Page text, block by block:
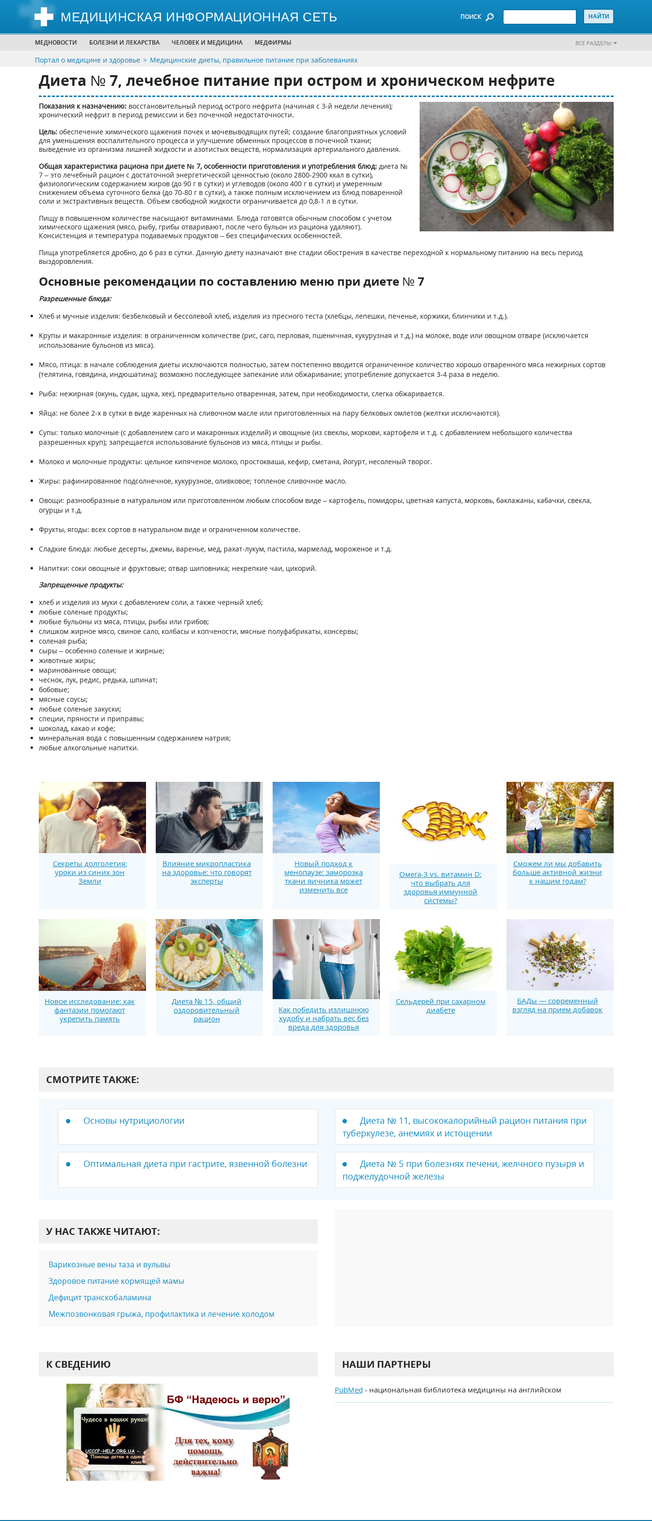
МЕДИЦИНСКАЯ ИНФОРМАЦИОННАЯ СЕТЬ ПОИСК
МЕДНОВОСТИ БОЛЕЗНИ И ЛЕКАРСТВА ЧЕЛОВЕК И МЕДИЦИНА МЕДФИРМЫ ВСЕ РАЗДЕЛЫ
Портал о медицине и здоровье Медицинские диеты, правильное питание при заболеваниях
Диета № 7, лечебное питание при остром и хроническом нефрите
Показания к назначению:восстановительный период острого нефрита (начиная с 3-й недели лечения);
хронический нефрит в период ремиссии и без почечной недостаточности.
Цель:обеспечение химического щажения почек и мочевыводящих путей; создание благоприятных условий
для уменьшения воспалительного процесса и улучшение обменных процессов в почечной ткани;
выведение из организма лишней жидкости и азотистых веществ, нормализация артериального давления.
Общая характеристика рациона при диете № 7, особенности приготовления и употребления блюд: диета №
7 – это лечебный рацион с достаточной энергетической ценностью (около 2800-2900 ккал в сутки),
физиологическим содержанием жиров (до 90 г в сутки) и углеводов (около 400 г в сутки) и умеренным
снижением объема суточного белка (до 70-80 г в сутки), а также полным исключением из блюд поваренной
соли и экстрактивных веществ. Объем свободной жидкости ограничивается до 0,8-1 л в сутки.
Пищу в повышенном количестве насыщают витаминами. Блюда готовятся обычным способом с учетом
химического щажения (мясо, рыбу, грибы отваривают, после чего бульон из рациона удаляют).
Консистенция и температура подаваемых продуктов – без специфических особенностей.
Пища употребляется дробно, до 6 раз в сутки. Данную диету назначают вне стадии обострения в качестве переходной к нормальному питанию на весь период
выздоровления.
Основные рекомендации по составлению меню при диете № 7
Разрешенные блюда:
Хлеб и мучные изделия: безбелковый и бессолевой хлеб, изделия из пресного теста (хлебцы, лепешки, печенье, коржики, блинчики и т.д.).
Крупы и макаронные изделия: в ограниченном количестве (рис, саго, перловая, пшеничная, кукурузная и т.д.) на молоке, воде или овощном отваре (исключается
использование бульонов из мяса).
Мясо, птица: в начале соблюдения диеты исключаются полностью, затем постепенно вводится ограниченное количество хорошо отваренного мяса нежирных сортов
(телятина, говядина, индюшатина); возможно последующее запекание или обжаривание; употребление допускается 3-4 раза в неделю.
Рыба: нежирная (окунь, судак, щука, хек), предварительно отваренная, затем, при необходимости, слегка обжаривается.
Яйца: не более 2-х в сутки в виде жаренных на сливочном масле или приготовленных на пару белковых омлетов (желтки исключаются).
Супы: только молочные (с добавлением саго и макаронных изделий) и овощные (из свеклы, моркови, картофеля и т.д. с добавлением небольшого количества
разрешенных круп); запрещается использование бульонов из мяса, птицы и рыбы.
Молоко и молочные продукты: цельное кипяченое молоко, простокваша, кефир, сметана, йогурт, несоленый творог.
Жиры: рафинированное подсолнечное, кукурузное, оливковое; топленое сливочное масло.
Овощи: разнообразные в натуральном или приготовленном любым способом виде – картофель, помидоры, цветная капуста, морковь, баклажаны, кабачки, свекла,
огурцы и т.д.
Фрукты, ягоды: всех сортов в натуральном виде и ограниченном количестве.
Сладкие блюда: любые десерты, джемы, варенье, мед, рахат-лукум, пастила, мармелад, мороженое и т.д.
Напитки: соки овощные и фруктовые; отвар шиповника; некрепкие чаи, цикорий.
Запрещенные продукты:
хлеб и изделия из муки с добавлением соли, а также черный хлеб;
любые соленые продукты;
любые бульоны из мяса, птицы, рыбы или грибов;
слишком жирное мясо, свиное сало, колбасы и копчености, мясные полуфабрикаты, консервы;
соленая рыба;
сыры – особенно соленые и жирные;
животные жиры;
маринованные овощи;
чеснок, лук, редис, редька, шпинат;
бобовые;
мясные соусы;
любые соленые закуски;
специи, пряности и приправы;
шоколад, какао и кофе;
минеральная вода с повышенным содержанием натрия;
любые алкогольные напитки.
Секреты долголетия:
уроки из синих зон
Земли
Влияние микропластика
на здоровье: что говорят
эксперты
Новый подход к
менопаузе: заморозка
ткани яичника может
изменить все
Омега-3 vs. витамин D:
что выбрать для
здоровья иммунной
системы?
Сможем ли мы добавить
больше активной жизни
к нашим годам?
Новое исследование: как
фантазии помогают
укрепить память
Диета № 15, общий
оздоровительный
рацион
Как победить излишнюю
худобу и набрать вес без
вреда для здоровья
Сельдерей при сахарном
диабете
БАДы — современный
взгляд на прием добавок
СМОТРИТЕ ТАКЖЕ:
Основы нутрициологии
Диета № 11, высококалорийный рацион питания при
туберкулезе, анемиях и истощении
Оптимальная диета при гастрите, язвенной болезни
Диета № 5 при болезнях печени, желчного пузыря и
поджелудочной железы
У НАС ТАКЖЕ ЧИТАЮТ:
Варикозные вены таза и вульвы
Здоровое питание кормящей мамы
Дефицит транскобаламина
Межпозвонковая грыжа, профилактика и лечение холодом
К СВЕДЕНИЮ НАШИ ПАРТНЕРЫ
PubMed - национальная библиотека медицины на английском